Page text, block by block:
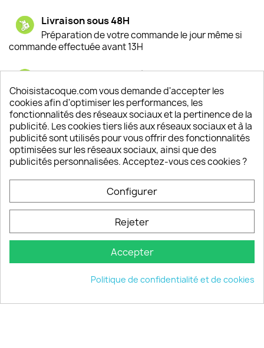
Livraison sous 48H
Préparation de votre commande le jour même si
commande effectuée avant 13H
Satisfaction de nos clients
Depuis 2009, entre 92% et 94% de nos clients
sont satisfaits de nos produits
Un SAV à votre écoute
Notre SAV est disponible 6/7J de 10h à 18H
keyboard_arrow_down
© 2026 - choisistacoque.com
Choisistacoque.com vous demande d'accepter les
cookies afin d'optimiser les performances, les
fonctionnalités des réseaux sociaux et la pertinence de la
publicité. Les cookies tiers liés aux réseaux sociaux et à la
publicité sont utilisés pour vous offrir des fonctionnalités
optimisées sur les réseaux sociaux, ainsi que des
publicités personnalisées. Acceptez-vous ces cookies ?
Configurer
Rejeter
Accepter
Politique de confidentialité et de cookies